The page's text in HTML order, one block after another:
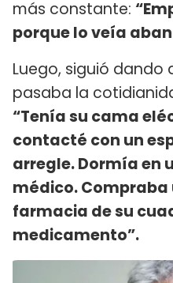
más constante:
porque lo veía
Luego, siguió
pasaba la
“Tenía su cama
contacté con un
arregle. Dormía en
médico.
farmacia de su
medicamento”.